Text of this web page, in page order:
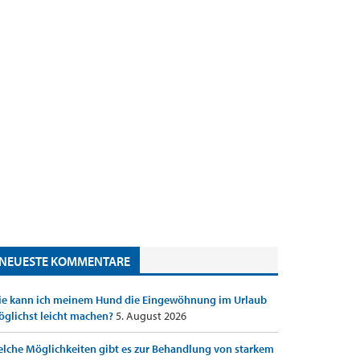
NEUESTE KOMMENTARE
kann ich meinem Hund die Eingewöhnung im Urlaub
leicht machen?5. August 2026
Möglichkeiten gibt es zur Behandlung von starkem